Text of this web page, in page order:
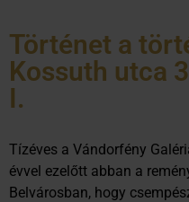
Történet a
Kossuth utca
I.
Tízéves a Vándorfény
évvel ezelőtt abban a
Belvárosban, hogy